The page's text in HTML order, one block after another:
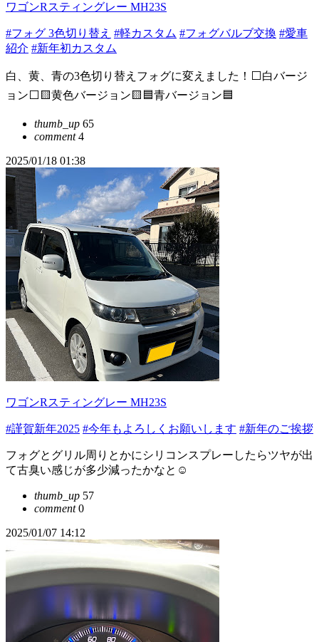
ワゴンRスティングレー MH23S
#フォグ 3色切り替え #軽カスタム #フォグバルブ交換 #愛車
紹介 #新年初カスタム
白、黄、青の3色切り替えフォグに変えました！⬜️白バージ
ョン⬜️🟨黄色バージョン🟨🟦青バージョン🟦
thumb_up 65
comment4
2025/01/18 01:38
ワゴンRスティングレー MH23S
#謹賀新年2025 #今年もよろしくお願いします #新年のご挨拶
フォグとグリル周りとかにシリコンスプレーしたらツヤが出
て古臭い感じが多少減ったかなと☺️
thumb_up 57
comment0
2025/01/07 14:12